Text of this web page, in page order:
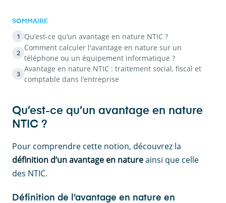
SOMMAIRE
1 Qu’est-ce qu’un avantage en nature NTIC ?
2
Comment calculer l'avantage en nature sur un
téléphone ou un équipement informatique ?
3
Avantage en nature NTIC : traitement social, fiscal et
comptable dans l’entreprise
Qu’est-ce qu’un avantage en nature
NTIC ?
Pour comprendre cette notion, découvrez la
définition d‘un avantage en natureainsi que celle
des NTIC.
Définition de l’avantage en nature en